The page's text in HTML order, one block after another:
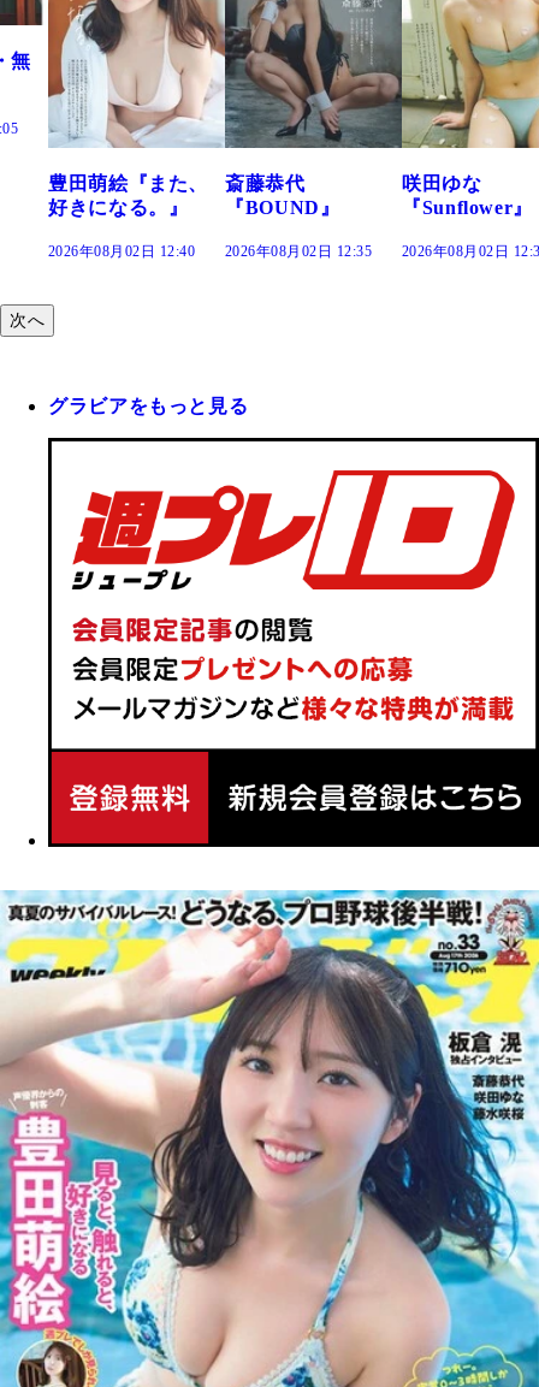
斎藤恭代
『BOUND』
2026年08月02日 12:35
咲田ゆな
『Sunflower』
2026年08月02日 12:30
藤水咲桜『花
だまり』
2026年08月02日
次へ
グラビアをもっと見る